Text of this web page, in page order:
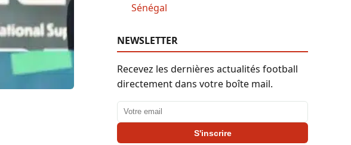
Sénégal
NEWSLETTER
Recevez les dernières actualités football
directement dans votre boîte mail.
Adresse email
S'inscrire